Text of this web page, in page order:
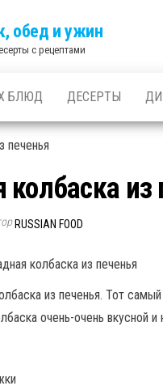
обед и ужин
с рецептами
БЛЮД ДЕСЕРТЫ
из
RUSSIAN FOOD
из печенья. Тот
очень-очень вкусной и